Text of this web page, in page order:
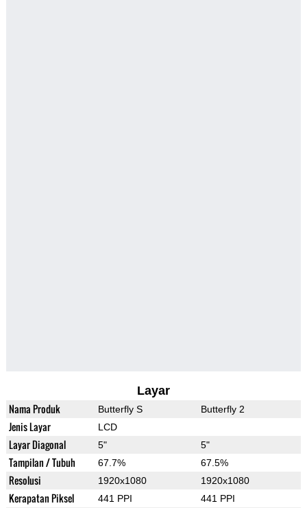
Layar
Nama Produk Butterfly S Butterfly 2
Jenis Layar LCD
Layar Diagonal 5" 5"
Tampilan / Tubuh 67.7% 67.5%
Resolusi 1920x1080 1920x1080
Kerapatan Piksel 441 PPI 441 PPI